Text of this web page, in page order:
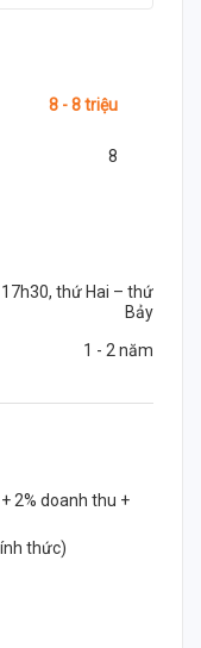
8 - 8 triệu
8
thứ Hai – thứ
Bảy
1 - 2 năm
2% doanh thu +
thức)